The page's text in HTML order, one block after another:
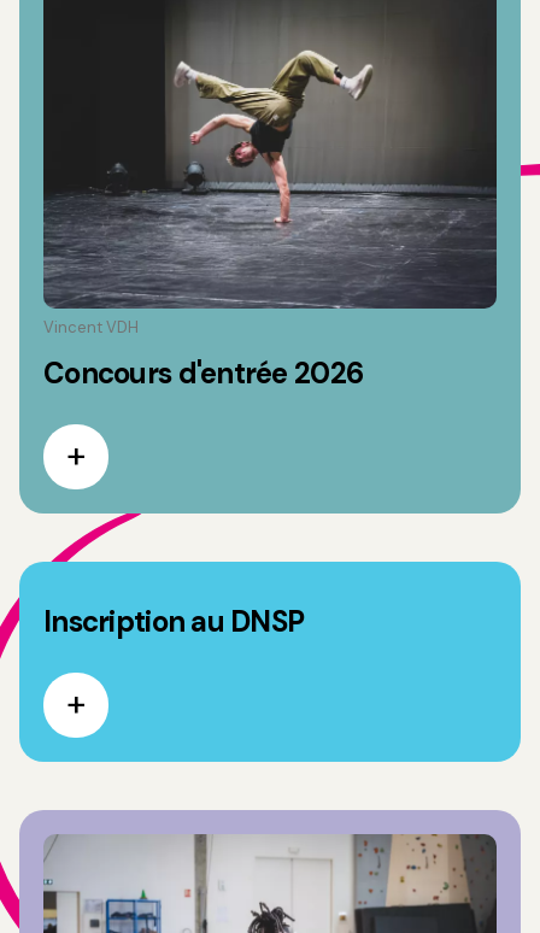
Vincent VDH
Concours d'entrée 2026
Inscription au DNSP